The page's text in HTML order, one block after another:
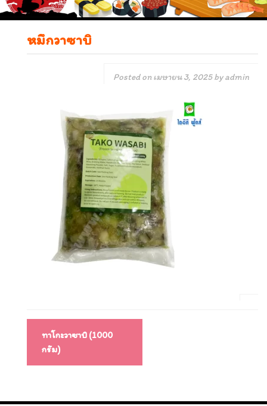
หมึกวาซาบิ
Posted onเมษายน 3, 2025byadmin
เรื่องทาโกะวาซาบิ (1000
กรัม)